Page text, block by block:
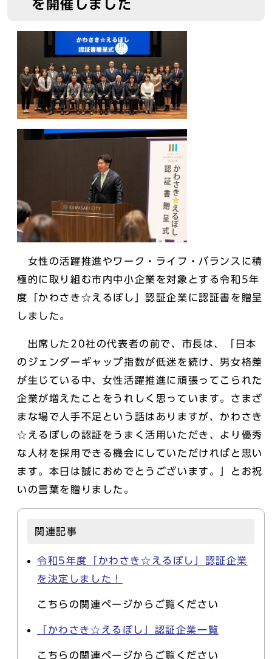
を開催しました
女性の活躍推進やワーク・ライフ・バランスに積
極的に取り組む市内中小企業を対象とする令和5年
度「かわさき☆えるぼし」認証企業に認証書を贈呈
しました。
出席した20社の代表者の前で、市長は、「日本
のジェンダーギャップ指数が低迷を続け、男女格差
が生じている中、女性活躍推進に頑張ってこられた
企業が増えたことをうれしく思っています。さまざ
まな場で人手不足という話はありますが、かわさき
☆えるぼしの認証をうまく活用いただき、より優秀
な人材を採用できる機会にしていただければと思い
ます。本日は誠におめでとうございます。」とお祝
いの言葉を贈りました。
関連記事
令和5年度「かわさき☆えるぼし」認証企業
を決定しました！
こちらの関連ページからご覧ください
「かわさき☆えるぼし」認証企業一覧
こちらの関連ページからご覧ください